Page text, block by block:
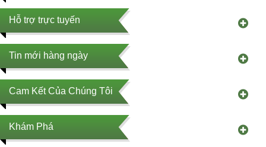
Hỗ trợ trực tuyến
Tin mới hàng ngày
Cam Kết Của Chúng Tôi
Khám Phá